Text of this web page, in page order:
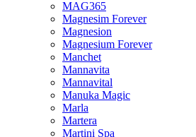
MAG365
Magnesim Forever
Magnesion
Magnesium Forever
Manchet
Mannavita
Mannavital
Manuka Magic
Marla
Martera
Martini Spa